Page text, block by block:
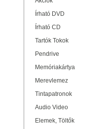
Írható DVD
Írható CD
Tartók Tokok
Pendrive
Memóriakártya
Merevlemez
Tintapatronok
Audio Video
Elemek, Töltők